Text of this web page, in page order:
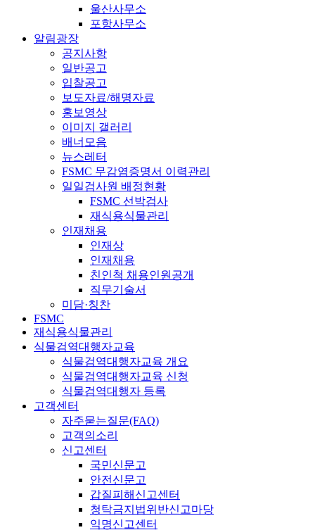
울산사무소
포항사무소
알림광장
공지사항
일반공고
입찰공고
보도자료/해명자료
홍보영상
이미지 갤러리
배너모음
뉴스레터
FSMC 무감염증명서 이력관리
일일검사원 배정현황
FSMC 선박검사
재식용식물관리
인재채용
인재상
인재채용
친인척 채용인원공개
직무기술서
미담·칭찬
FSMC
재식용식물관리
식물검역대행자교육
식물검역대행자교육 개요
식물검역대행자교육 신청
식물검역대행자 등록
고객센터
자주묻는질문(FAQ)
고객의소리
신고센터
국민신문고
안전신문고
갑질피해신고센터
청탁금지법위반신고마당
익명신고센터